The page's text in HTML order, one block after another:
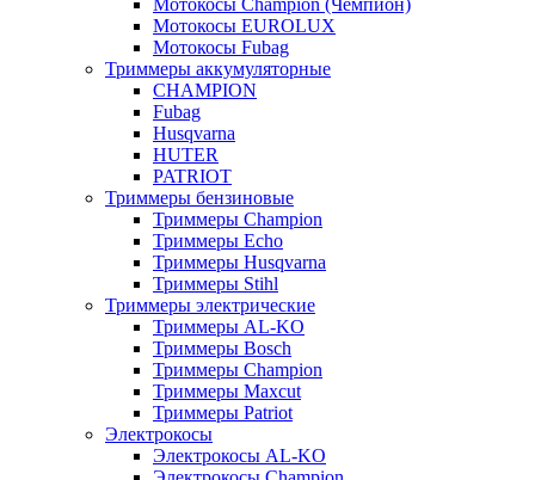
Мотокосы Champion (Чемпион)
Мотокосы EUROLUX
Мотокосы Fubag
Триммеры аккумуляторные
CHAMPION
Fubag
Husqvarna
HUTER
PATRIOT
Триммеры бензиновые
Триммеры Champion
Триммеры Echo
Триммеры Husqvarna
Триммеры Stihl
Триммеры электрические
Триммеры AL-KO
Триммеры Bosch
Триммеры Champion
Триммеры Maxcut
Триммеры Patriot
Электрокосы
Электрокосы AL-KO